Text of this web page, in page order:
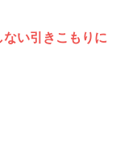
い引きこもりに